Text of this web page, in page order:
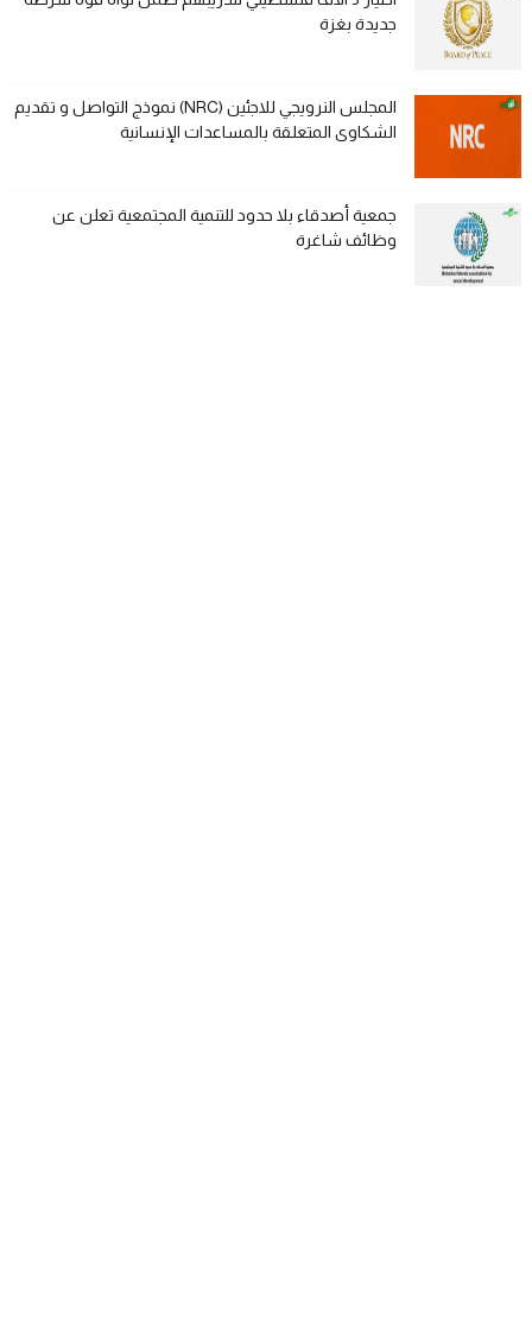
جديدة بغزة
المجلس النرويجي للاجئين (NRC) نموذج التواصل و تقديم
الشكاوى المتعلقة بالمساعدات الإنسانية
جمعية أصدقاء بلا حدود للتنمية المجتمعية تعلن عن
وظائف شاغرة